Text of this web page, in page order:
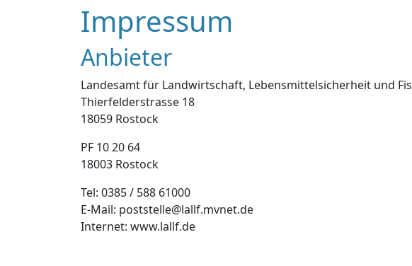
Impressum
Anbieter
Landesamt für Landwirtschaft, Lebensmittelsicherheit und
Thierfelderstrasse 18
18059 Rostock
PF 10 20 64
18003 Rostock
Tel: 0385 / 588 61000
E-Mail: poststelle@lallf.mvnet.de
Internet: www.lallf.de